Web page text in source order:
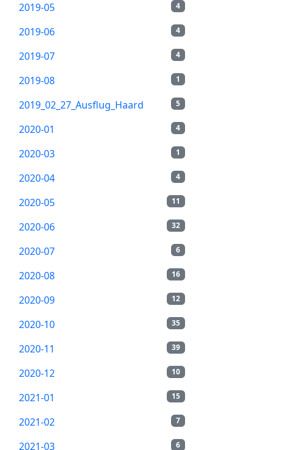
4
2019-05
4
2019-06
4
2019-07
1
2019-08
5
2019_02_27_Ausflug_Haard
4
2020-01
1
2020-03
4
2020-04
11
2020-05
32
2020-06
6
2020-07
16
2020-08
12
2020-09
35
2020-10
39
2020-11
10
2020-12
15
2021-01
7
2021-02
6
2021-03